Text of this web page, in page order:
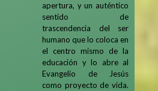
apertura, y un auténtico
sentido de
trascendencia del ser
humano que lo coloca en
el centro mismo de la
educación y lo abre al
Evangelio de Jesús
como proyecto de vida.